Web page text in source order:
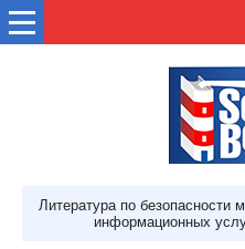
Литература по безопасности
информационных